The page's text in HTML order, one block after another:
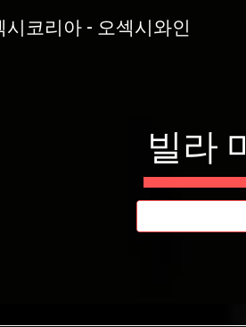
시코리아 - 오섹시와인
빌라